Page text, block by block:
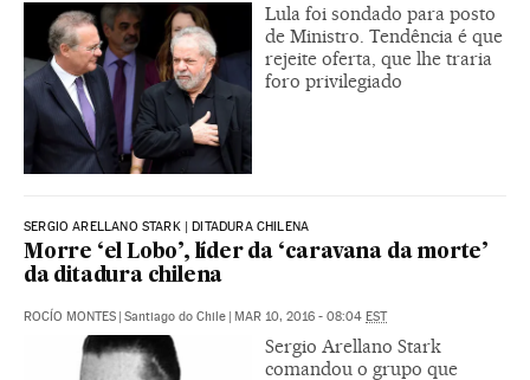
Lula foi sondado para posto
de Ministro. Tendência é que
rejeite oferta, que lhe traria
foro privilegiado
SERGIO ARELLANO STARK | DITADURA CHILENA
Morre ‘el Lobo’, líder da ‘caravana da morte’
da ditadura chilena
ROCÍO MONTES | Santiago do Chile | MAR 10, 2016 - 08:04 EST
Sergio Arellano Stark
comandou o grupo que